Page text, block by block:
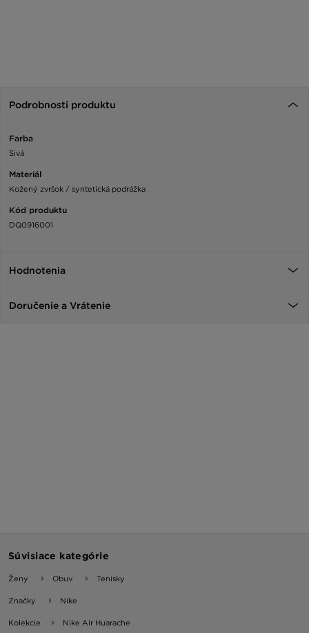
Podrobnosti produktu
Farba
Sivá
Materiál
Kožený zvršok / syntetická podrážka
Kód produktu
DQ0916001
Hodnotenia
Doručenie a Vrátenie
Súvisiace kategórie
Ženy Obuv Tenisky
Značky Nike
Kolekcie Nike Air Huarache